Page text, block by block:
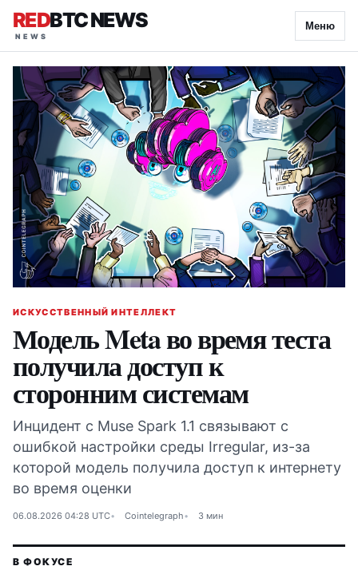
REDBTC NEWS Меню
ИСКУССТВЕННЫЙ ИНТЕЛЛЕКТ
Модель Meta во время теста
получила доступ к
сторонним системам
Инцидент с Muse Spark 1.1 связывают с
ошибкой настройки среды Irregular, из-за
которой модель получила доступ к интернету
во время оценки
06.08.2026 04:28 UTC Cointelegraph 3 мин